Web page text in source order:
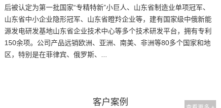
后被认定为第一批国家“专精特新”小巨人、山东省制造业单项冠军、
山东省中小企业隐形冠军、山东省瞪羚企业等，建有国家级中俄新能
源发电研发基地山东省企业技术中心等多个技术研发平台，拥有专利
150余项。公司产品远销欧洲、亚洲、南美、非洲等80多个国家和地
区，特别是在菲律宾、俄罗斯、...
客户案例